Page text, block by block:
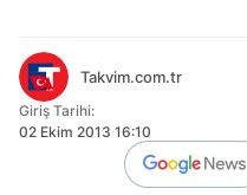
Takvim.com.tr
Giriş Tarihi:
02 Ekim 2013 16:10